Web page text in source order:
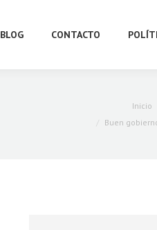
BLOG CONTACTO
Inicio
Buen